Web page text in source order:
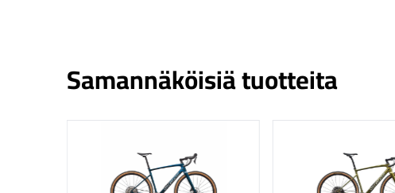
Samannäköisiä tuotteita
Katso tuote Katso tuote